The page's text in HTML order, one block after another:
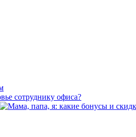
сотруднику офиса?